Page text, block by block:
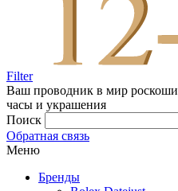
Filter
Ваш проводник в мир роскоши
часы и украшения
Поиск
Обратная связь
Меню
Бренды